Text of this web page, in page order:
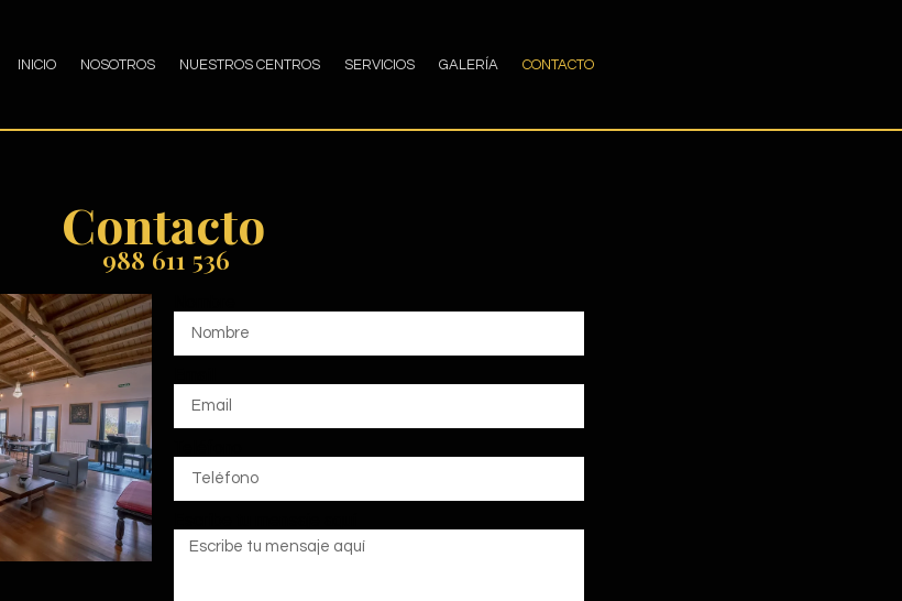
INICIO NOSOTROS NUESTROS CENTROS SERVICIOS GALERÍA CONTACTO
Contacto
988 611 536